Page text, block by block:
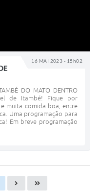
16 MAI 2023 - 15h02
DO MATO DENTRO
de Itambé! Fique por
muita comida boa, entre
Uma programação para
Em breve programação